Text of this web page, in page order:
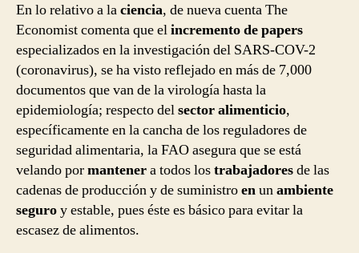
En lo relativo a laciencia, de nueva cuenta The
Economist comenta que elincremento de papers
especializados en la investigación del SARS-COV-2
(coronavirus), se ha visto reflejado en más de 7,000
documentos que van de la virología hasta la
epidemiología; respecto delsector alimenticio,
específicamente en la cancha de los reguladores de
seguridad alimentaria, la FAO asegura que se está
velando pormantenera todos lostrabajadoresde las
cadenas de producción y de suministroenunambiente
seguroy estable, pues éste es básico para evitar la
escasez de alimentos.